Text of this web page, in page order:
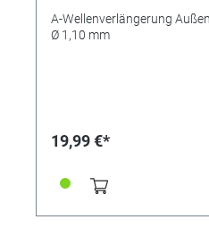
A-Wellenverlängerung
Ø 1,10 mm
19,99 €*